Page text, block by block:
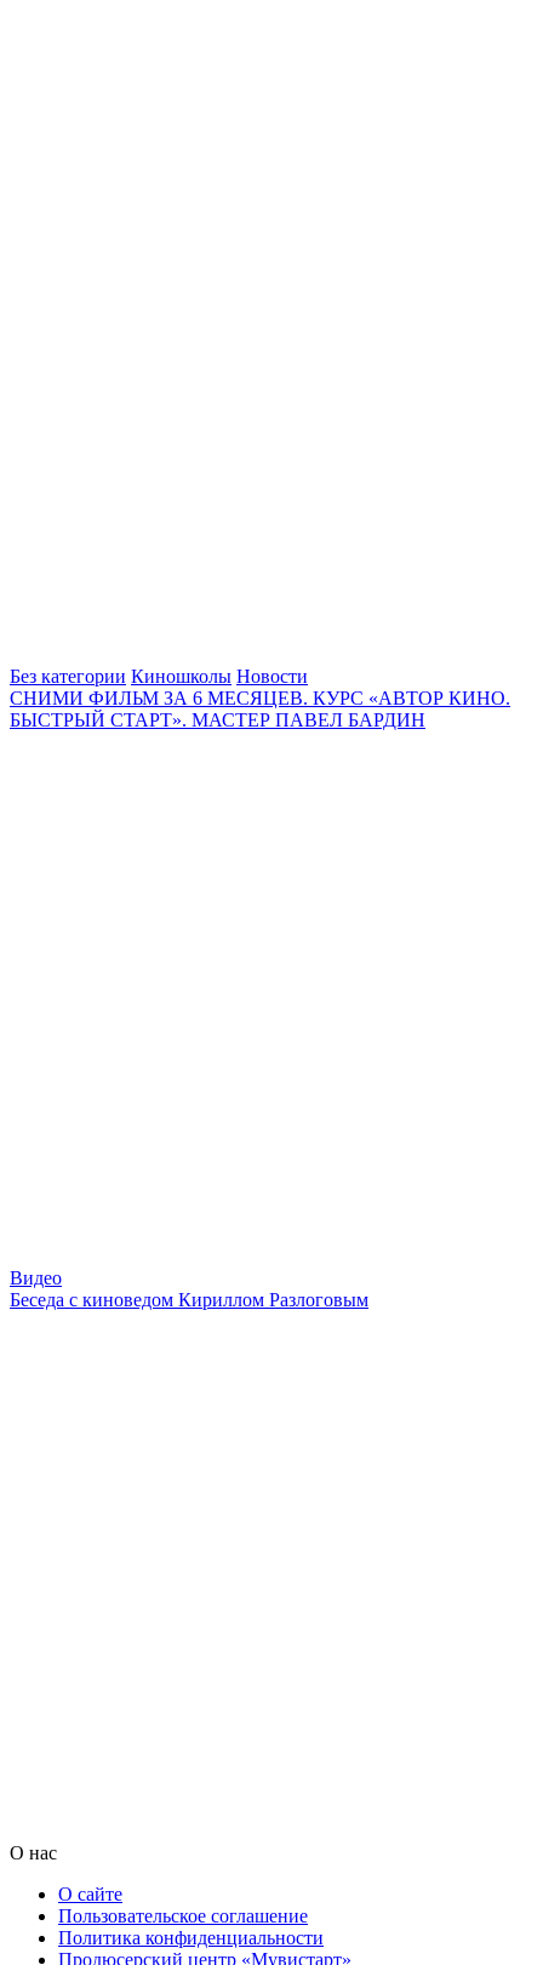
Без категории Киношколы Новости
СНИМИ ФИЛЬМ ЗА 6 МЕСЯЦЕВ. КУРС «АВТОР КИНО.
БЫСТРЫЙ СТАРТ». МАСТЕР ПАВЕЛ БАРДИН
Видео
Беседа с киноведом Кириллом Разлоговым
О нас
О сайте
Пользовательское соглашение
Политика конфиденциальности
Продюсерский центр «Мувистарт»